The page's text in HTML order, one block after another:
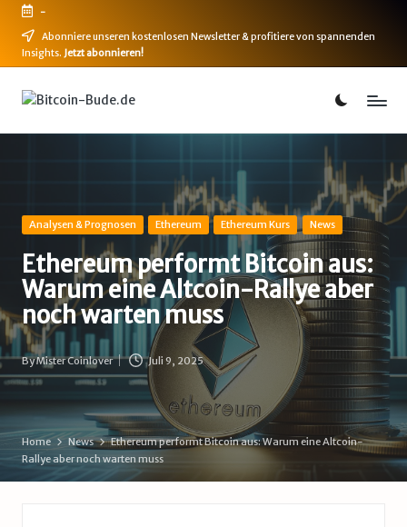
Skip
-
Abonniere unseren kostenlosen Newsletter & profitiere von spannenden
Insights. Jetzt abonnieren!
B
i
o
i
n
-
B
u
d
e
Bitcoin,
Posted
Analysen & Prognosen Ethereum Ethereum Kurs News
Ethereum performt Bitcoin aus:
Warum eine Altcoin-Rallye aber
noch warten muss
Posted
by
ByMister Coinlover Juli 9, 2025
Home News
Ethereum performt Bitcoin aus: Warum eine Altcoin-
Rallye aber noch warten muss